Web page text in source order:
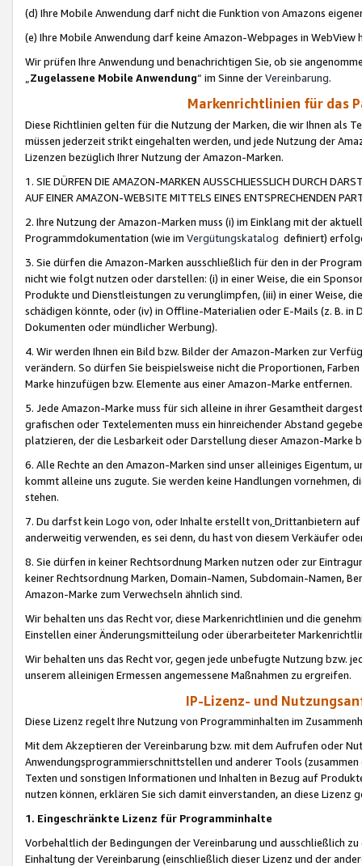
(d) Ihre Mobile Anwendung darf nicht die Funktion von Amazons
(e) Ihre Mobile Anwendung darf keine Amazon-Webpages in WebView
Wir prüfen Ihre Anwendung und benachrichtigen Sie, ob sie
„Zugelassene Mobile Anwendung“ im Sinne derVereinbarung.
Markenrichtlinien für das
Diese Richtlinien gelten für die Nutzung der Marken, die wir Ihnen als
müssen jederzeit strikt eingehalten werden, und jede Nutzung der
Lizenzen bezüglich Ihrer Nutzung der Amazon-Marken.
1. SIE DÜRFEN DIE AMAZON-MARKEN AUSSCHLIESSLICH DURCH
AUF EINER AMAZON-WEBSITE MITTELS EINES ENTSPRECHENDEN
2. Ihre Nutzung der Amazon-Marken muss (i) im Einklang mit der
Programmdokumentation (wie im Vergütungskatalog definiert)
3. Sie dürfen die Amazon-Marken ausschließlich für den in der
nicht wie folgt nutzen oder darstellen: (i) in einer Weise, die ein
Produkte und Dienstleistungen zu verunglimpfen, (iii) in einer Weise,
schädigen könnte, oder (iv) in Offline-Materialien oder E-Mails (z. B. in
Dokumenten oder mündlicher Werbung).
4. Wir werden Ihnen ein Bild bzw. Bilder der Amazon-Marken zur
verändern. So dürfen Sie beispielsweise nicht die Proportionen,
Marke hinzufügen bzw. Elemente aus einer Amazon-Marke entfernen.
5. Jede Amazon-Marke muss für sich alleine in ihrer Gesamtheit
grafischen oder Textelementen muss ein hinreichender Abstand
platzieren, der die Lesbarkeit oder Darstellung dieser Amazon-Marke
6. Alle Rechte an den Amazon-Marken sind unser alleiniges
kommt alleine uns zugute. Sie werden keine Handlungen vornehmen,
stehen.
7. Du darfst kein Logo von, oder Inhalte erstellt von,Drittanbietern auf
anderweitig verwenden, es sei denn, du hast von diesem Verkäufer
8. Sie dürfen in keiner Rechtsordnung Marken nutzen oder zur
keiner Rechtsordnung Marken, Domain-Namen, Subdomain-Namen,
Amazon-Marke zum Verwechseln ähnlich sind.
Wir behalten uns das Recht vor, diese Markenrichtlinien und die
Einstellen einer Änderungsmitteilung oder überarbeiteter
Wir behalten uns das Recht vor, gegen jede unbefugte Nutzung bzw.
unserem alleinigen Ermessen angemessene Maßnahmen zu ergreifen.
IP-Lizenz- und
Diese Lizenz regelt Ihre Nutzung von Programminhalten im
Mit dem Akzeptieren der Vereinbarung bzw. mit dem Aufrufen oder
Anwendungsprogrammierschnittstellen und anderer Tools (zusammen
Texten und sonstigen Informationen und Inhalten in Bezug auf
nutzen können, erklären Sie sich damit einverstanden, an diese Lizenz
1. Eingeschränkte Lizenz für Programminhalte
Vorbehaltlich der Bedingungen der Vereinbarung und ausschließlich
Einhaltung der Vereinbarung (einschließlich dieser Lizenz und der